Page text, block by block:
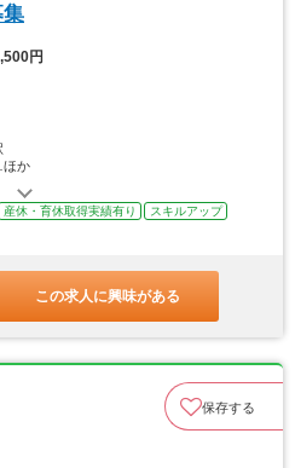
円
ほか
産休・育休取得実績有り
スキルアップ
この求人に興味がある
保存する